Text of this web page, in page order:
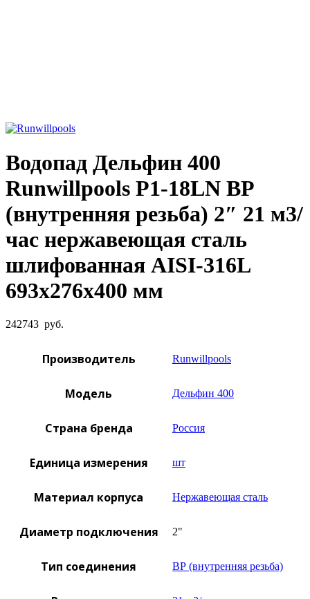
Водопад Дельфин 400
Runwillpools Р1-18LN ВР
(внутренняя резьба) 2″ 21 м3/
час нержавеющая сталь
шлифованная AISI-316L
693х276х400 мм
242743 руб.
Производитель Runwillpools
Модель Дельфин 400
Страна бренда Россия
Единица измерения шт
Материал корпуса Нержавеющая сталь
Диаметр подключения 2"
Тип соединения ВР (внутренняя резьба)